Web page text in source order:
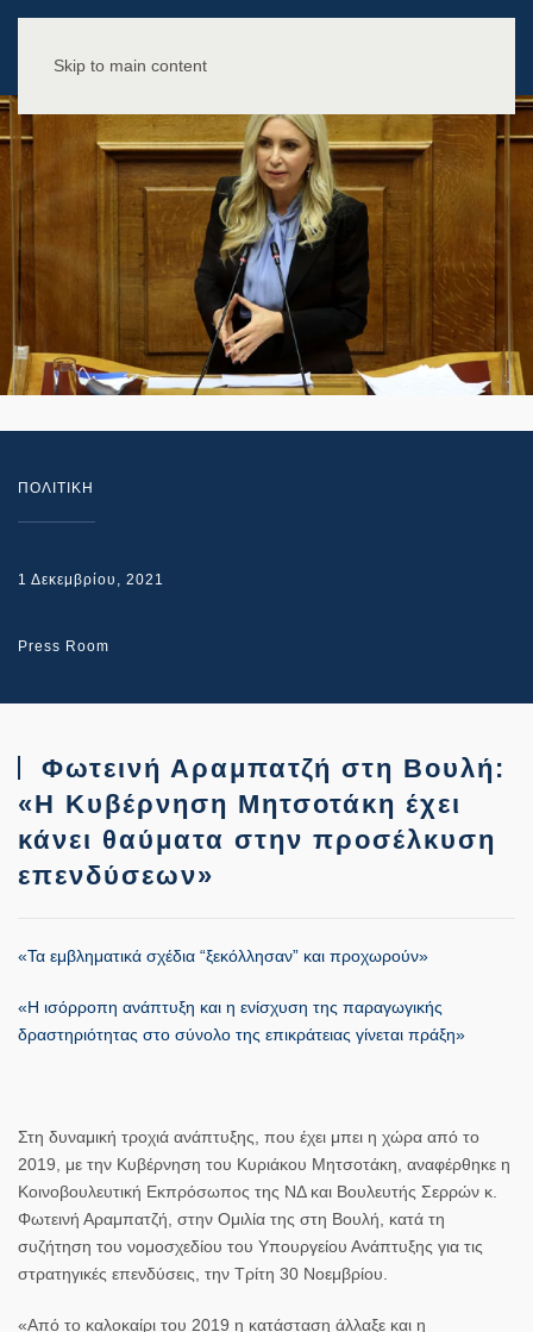
Skip to main content
ΠΟΛΙΤΙΚΗ
1 Δεκεμβρίου, 2021
Press Room
Φωτεινή Αραμπατζή στη Βουλή:
«Η Κυβέρνηση Μητσοτάκη έχει
κάνει θαύματα στην προσέλκυση
επενδύσεων»
«Τα εμβληματικά σχέδια “ξεκόλλησαν” και προχωρούν»
«Η ισόρροπη ανάπτυξη και η ενίσχυση της παραγωγικής
δραστηριότητας στο σύνολο της επικράτειας γίνεται πράξη»
Στη δυναμική τροχιά ανάπτυξης, που έχει μπει η χώρα από το
2019, με την Κυβέρνηση του Κυριάκου Μητσοτάκη , αναφέρθηκε η
Κοινοβουλευτική Εκπρόσωπος της ΝΔ και Βουλευτής Σερρών κ.
Φωτεινή Αραμπατζή , στην Ομιλία της στη Βουλή, κατά τη
συζήτηση του νομοσχεδίου του Υπουργείου Ανάπτυξης για τις
στρατηγικές επενδύσεις, την Τρίτη 30 Νοεμβρίου.
«Από το καλοκαίρι του 2019 η κατάσταση άλλαξε και η